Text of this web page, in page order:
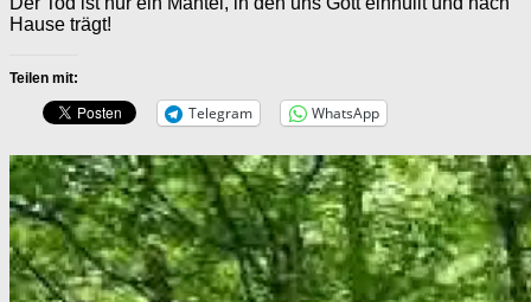
Hause trägt!
Teilen mit:
Telegram WhatsApp